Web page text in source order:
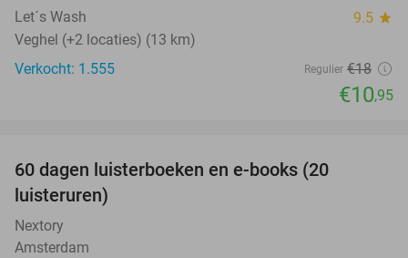
Let´s Wash 9.5 star
Veghel (+2 locaties) (13 km)
Verkocht: 1.555
Regulier €18
€10,95
60 dagen luisterboeken en e-books (20
luisteruren)
Nextory
Amsterdam